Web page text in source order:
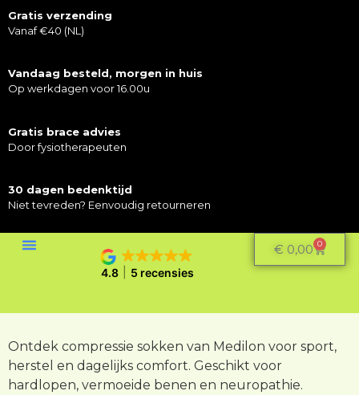
Gratis verzending
Vanaf €40 (NL)
Vandaag besteld, morgen in huis
Op werkdagen voor 16.00u
Gratis brace advies
Door fysiotherapeuten
30 dagen bedenktijd
Niet tevreden? Eenvoudig retourneren
4.8 5 recensies
€ 0,00 0
Ontdek compressie sokken van Medilon voor sport,
herstel en dagelijks comfort. Geschikt voor
hardlopen, vermoeide benen en neuropathie.